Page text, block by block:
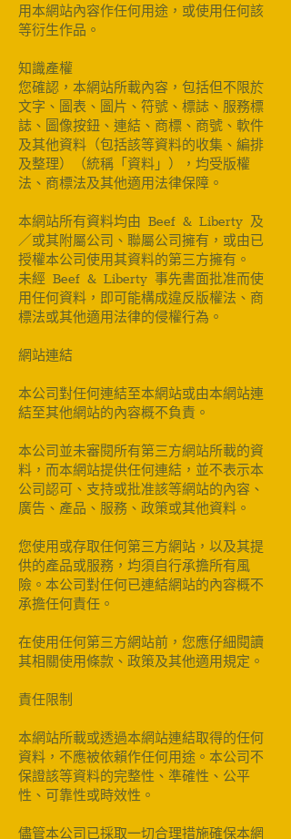
用本網站內容作任何用途，或使用任何該
等衍生作品。
知識產權
您確認，本網站所載內容，包括但不限於
文字、圖表、圖片、符號、標誌、服務標
誌、圖像按鈕、連結、商標、商號、軟件
及其他資料（包括該等資料的收集、編排
及整理）（統稱「資料」），均受版權
法、商標法及其他適用法律保障。
本網站所有資料均由 Beef & Liberty 及
／或其附屬公司、聯屬公司擁有，或由已
授權本公司使用其資料的第三方擁有。
未經 Beef & Liberty 事先書面批准而使
用任何資料，即可能構成違反版權法、商
標法或其他適用法律的侵權行為。
網站連結
本公司對任何連結至本網站或由本網站連
結至其他網站的內容概不負責。
本公司並未審閱所有第三方網站所載的資
料，而本網站提供任何連結，並不表示本
公司認可、支持或批准該等網站的內容、
廣告、產品、服務、政策或其他資料。
您使用或存取任何第三方網站，以及其提
供的產品或服務，均須自行承擔所有風
險。本公司對任何已連結網站的內容概不
承擔任何責任。
在使用任何第三方網站前，您應仔細閱讀
其相關使用條款、政策及其他適用規定。
責任限制
本網站所載或透過本網站連結取得的任何
資料，不應被依賴作任何用途。本公司不
保證該等資料的完整性、準確性、公平
性、可靠性或時效性。
儘管本公司已採取一切合理措施確保本網